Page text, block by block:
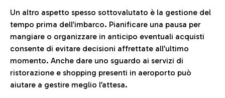
Un altro aspetto spesso sottovalutato è la gestione del
tempo prima dell’imbarco. Pianificare una pausa per
mangiare o organizzare in anticipo eventuali acquisti
consente di evitare decisioni affrettate all’ultimo
momento. Anche dare uno sguardo ai servizi di
ristorazione e shopping presenti in aeroporto può
aiutare a gestire meglio l’attesa.